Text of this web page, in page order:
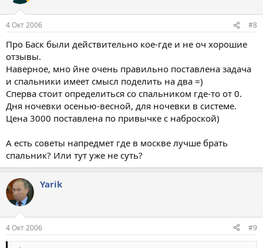
4 Окт 2006 #8
Про Баск были действительно кое-где и не оч хорошие
отзывы.
Наверное, мно йне очень правильно поставлена задача
и спальники имеет смысл поделить на два =)
Сперва стоит определиться со спальником где-то от 0.
Дня ночевки осенью-весной, для ночевки в системе.
Цена 3000 поставлена по привычке с наброской)
А есть советы напредмет где в москве лучше брать
спальник? Или тут уже не суть?
Yarik
4 Окт 2006 #9